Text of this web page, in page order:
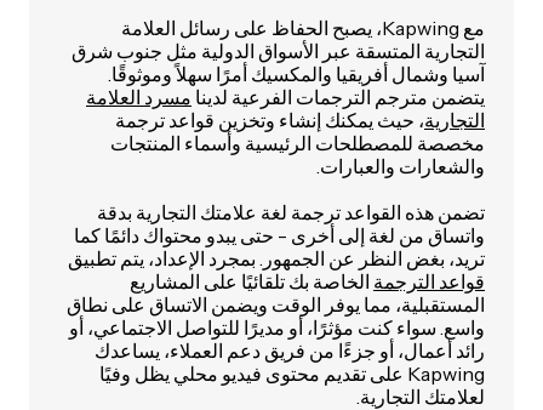
مع Kapwing، يصبح الحفاظ على رسائل العلامة
التجارية المتسقة عبر الأسواق الدولية مثل جنوب شرق
آسيا وشمال أفريقيا والمكسيك أمرًا سهلاً وموثوقًا.
يتضمن مترجم الترجمات الفرعية لدينا مسرد العلامة
التجارية، حيث يمكنك إنشاء وتخزين قواعد ترجمة
مخصصة للمصطلحات الرئيسية وأسماء المنتجات
والشعارات والعبارات.
تضمن هذه القواعد ترجمة لغة علامتك التجارية بدقة
واتساق من لغة إلى أخرى - حتى يبدو محتواك دائمًا كما
تريد، بغض النظر عن الجمهور. بمجرد الإعداد، يتم تطبيق
قواعد الترجمة الخاصة بك تلقائيًا على المشاريع
المستقبلية، مما يوفر الوقت ويضمن الاتساق على نطاق
واسع. سواء كنت مؤثرًا، أو مديرًا للتواصل الاجتماعي، أو
رائد أعمال، أو جزءًا من فريق دعم العملاء، يساعدك
Kapwing على تقديم محتوى فيديو محلي يظل وفيًا
لعلامتك التجارية.